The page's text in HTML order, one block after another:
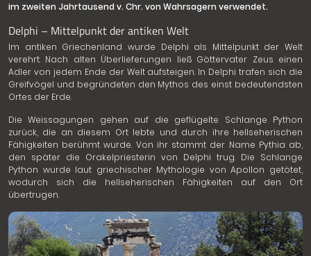
im zweiten Jahrtausend v. Chr. von Wahrsagern verwendet.
Delphi – Mittelpunkt der antiken Welt
Im antiken Griechenland wurde Delphi als Mittelpunkt der Welt
verehrt. Nach alten Überlieferungen ließ Göttervater Zeus einen
Adler von jedem Ende der Welt aufsteigen. In Delphi trafen sich die
Greifvögel und begründeten den Mythos des einst bedeutendsten
Ortes der Erde.
Die Weissagungen gehen auf die geflügelte Schlange Python
zurück, die an diesem Ort lebte und durch ihre hellseherischen
Fähigkeiten berühmt wurde. Von ihr stammt der Name Pythia ab,
den später die Orakelpriesterin von Delphi trug. Die Schlange
Python wurde laut griechischer Mythologie von Apollon getötet,
wodurch sich die hellseherischen Fähigkeiten auf den Ort
übertrugen.